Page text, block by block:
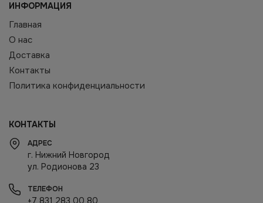
ИНФОРМАЦИЯ
Главная
О нас
Доставка
Контакты
Политика конфиденциальности
КОНТАКТЫ
АДРЕС
г. Нижний Новгород
ул. Родионова 23
ТЕЛЕФОН
+7 831 283 00 80